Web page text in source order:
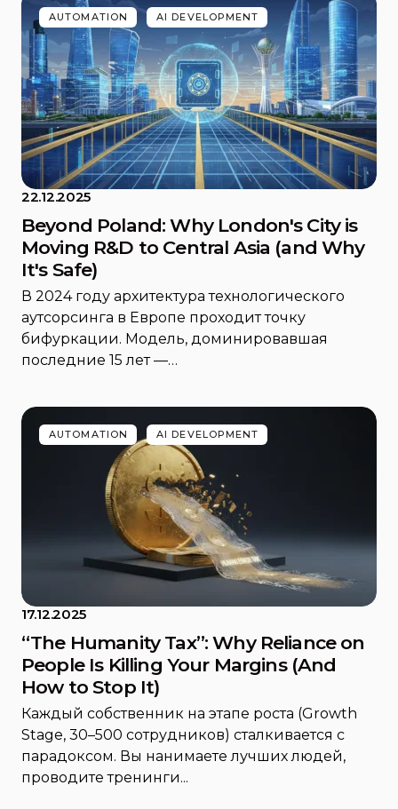
AUTOMATION AI DEVELOPMENT
22.12.2025
Beyond Poland: Why London's City is
Moving R&D to Central Asia (and Why
It's Safe)
В 2024 году архитектура технологического
аутсорсинга в Европе проходит точку
бифуркации. Модель, доминировавшая
последние 15 лет —…
AUTOMATION AI DEVELOPMENT
17.12.2025
“The Humanity Tax”: Why Reliance on
People Is Killing Your Margins (And
How to Stop It)
Каждый собственник на этапе роста (Growth
Stage, 30–500 сотрудников) сталкивается с
парадоксом. Вы нанимаете лучших людей,
проводите тренинги...